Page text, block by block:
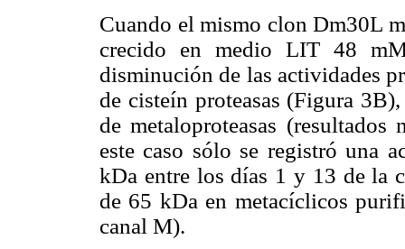
Cuando el mismo clon Dm30L
crecido en medio LIT 48
disminución de las actividades
de cisteín proteasas (Figura
de metaloproteasas
este caso sólo se registró una
kDa entre los días 1 y 13 de la
de 65 kDa en metacíclicos
canal M).